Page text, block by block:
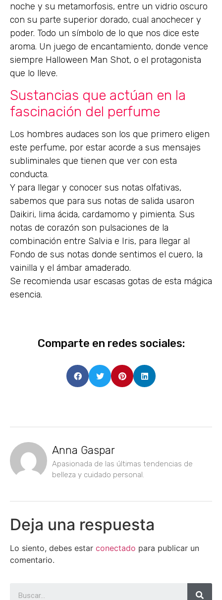
noche y su metamorfosis, entre un vidrio oscuro
con su parte superior dorado, cual anochecer y
poder. Todo un símbolo de lo que nos dice este
aroma. Un juego de encantamiento, donde vence
siempre Halloween Man Shot, o el protagonista
que lo lleve.
Sustancias que actúan en la
fascinación del perfume
Los hombres audaces son los que primero eligen
este perfume, por estar acorde a sus mensajes
subliminales que tienen que ver con esta
conducta.
Y para llegar y conocer sus notas olfativas,
sabemos que para sus notas de salida usaron
Daikiri, lima ácida, cardamomo y pimienta. Sus
notas de corazón son pulsaciones de la
combinación entre Salvia e Iris, para llegar al
Fondo de sus notas donde sentimos el cuero, la
vainilla y el ámbar amaderado.
Se recomienda usar escasas gotas de esta mágica
esencia.
Comparte en redes sociales:
Anna Gaspar
Apasionada de las últimas tendencias de
belleza y cuidado personal.
Deja una respuesta
Lo siento, debes estar conectado para publicar un
comentario.